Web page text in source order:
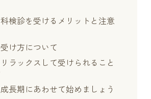
検診を受けるメリットと注意
け方について
ラックスして受けられること
長期にあわせて始めましょう